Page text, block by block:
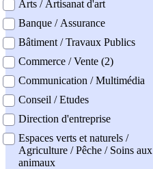
Arts / Artisanat d'art
Banque / Assurance
Bâtiment / Travaux Publics
Commerce / Vente (2)
Communication / Multimédia
Conseil / Etudes
Direction d'entreprise
Espaces verts et naturels /
Agriculture / Pêche / Soins aux
animaux